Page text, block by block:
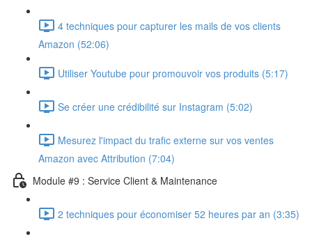
4 techniques pour capturer les mails de vos clients
Amazon (52:06)
Utiliser Youtube pour promouvoir vos produits (5:17)
Se créer une crédibilité sur Instagram (5:02)
Mesurez l'impact du trafic externe sur vos ventes
Amazon avec Attribution (7:04)
Module #9 : Service Client & Maintenance
2 techniques pour économiser 52 heures par an (3:35)